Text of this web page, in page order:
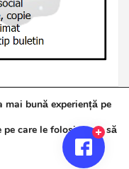
de Brăila
Theme Horse
bună experiență pe
care le folosim sau să
GDPR Cookie Banner